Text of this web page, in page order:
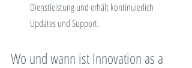
Dienstleistung und erhält kontinuierlich
Updates und Support.
Wo und wann ist Innovation as a